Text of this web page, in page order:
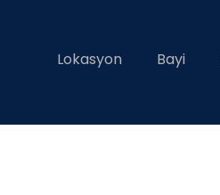
Lokasyon Bayi